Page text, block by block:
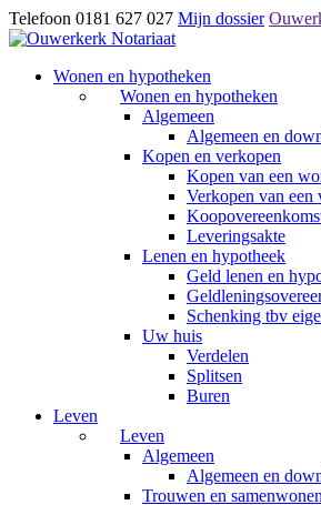
Telefoon 0181 627 027 Mijn dossier
Wonen en hypotheken
Wonen en hypotheken
Algemeen
Algemeen en
Kopen en verkopen
Kopen van een
Verkopen van een
Leveringsakte
Lenen en hypotheek
Geld lenen en
Schenking tbv
Uw huis
Verdelen
Splitsen
Buren
Leven
Leven
Algemeen
Algemeen en
Trouwen en samenwonen